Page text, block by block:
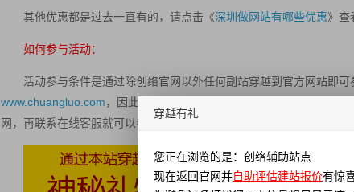
其他优惠都是过去一直有的，请点击《深圳做网站有哪些优惠》查
如何参与活动：
活动参与条件是通过除创络官网以外任何副站穿越到官方网站即
www.chuangluo.com，因此，您可以通过本站穿越参与活动，参与方
网，再联系在线客服就可以参与活动了。
穿越有礼
您正在浏览的是：创络辅助站点
现在返回官网并自助评估建站报价有惊